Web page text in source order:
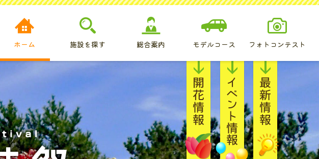
ホーム 施設を探す 総合案内 モデルコース フォトコンテスト